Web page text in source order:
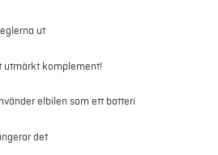
ut
utmärkt komplement!
elbilen som ett batteri
det